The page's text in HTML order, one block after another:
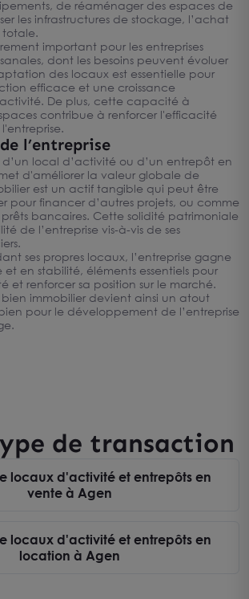
de réaménager des espaces de
les infrastructures de stockage, l’achat
totale.
important pour les entreprises
dont les besoins peuvent évoluer
des locaux est essentielle pour
efficace et une croissance
De plus, cette capacité à
contribue à renforcer l'efficacité
l’entreprise
d’un local d’activité ou d’un entrepôt en
d'améliorer la valeur globale de
est un actif tangible qui peut être
pour financer d’autres projets, ou comme
bancaires. Cette solidité patrimoniale
de l’entreprise vis-à-vis de ses
ses propres locaux, l’entreprise gagne
en stabilité, éléments essentiels pour
et renforcer sa position sur le marché.
bien immobilier devient ainsi un atout
pour le développement de l’entreprise
de transaction
locaux d'activité et entrepôts en
vente à Agen
locaux d'activité et entrepôts en
location à Agen